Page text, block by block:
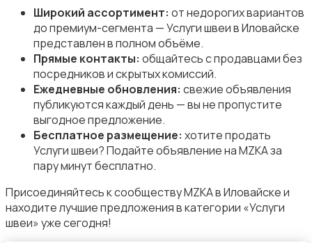
Ремонт техники
Организация праздников
Фото- и видеосъемка
Широкий ассортимент: от недорогих вариантов
до премиум-сегмента — Услуги швеи в Иловайске
представлен в полном объёме.
Прямые контакты: общайтесь с продавцами без
посредников и скрытых комиссий.
Ежедневные обновления: свежие объявления
публикуются каждый день — вы не пропустите
выгодное предложение.
Бесплатное размещение: хотите продать
Услуги швеи? Подайте объявление на MZKA за
пару минут бесплатно.
Присоединяйтесь к сообществу MZKA в Иловайске и
находите лучшие предложения в категории «Услуги
швеи» уже сегодня!